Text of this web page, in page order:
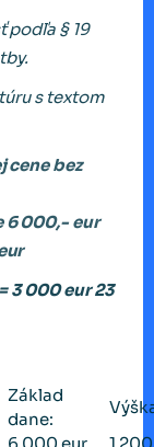
§ 19
s textom
cene bez
6 000,- eur
3 000 eur 23
Základ
dane: